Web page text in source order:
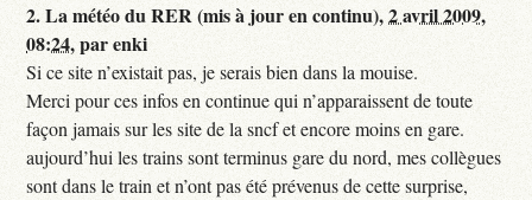
2.La météo du RER (mis à jour en continu),2 avril 2009,
08:24,parenki
Si ce site n’existait pas, je serais bien dans la mouise.
Merci pour ces infos en continue qui n’apparaissent de toute
façon jamais sur les site de la sncf et encore moins en gare.
aujourd’hui les trains sont terminus gare du nord, mes collègues
sont dans le train et n’ont pas été prévenus de cette surprise,